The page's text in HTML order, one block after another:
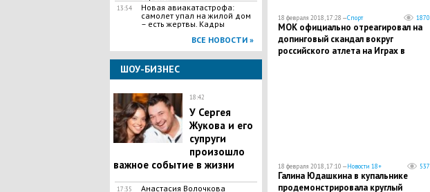
13:54
Новая авиакатастрофа:
самолет упал на жилой дом
– есть жертвы. Кадры
ВСЕ НОВОСТИ »
ШОУ-БИЗНЕС
18:42
​У Сергея
Жукова и его
супруги
произошло
важное событие в жизни
17:35
​Анастасия Волочкова
18 февраля 2018, 17:28 —Спорт 1870
МОК официально отреагировал на
допинговый скандал вокруг
российского атлета на Играх в
18 февраля 2018, 17:10 —Новости 18+ 537
​Галина Юдашкина в купальнике
продемонстрировала круглый